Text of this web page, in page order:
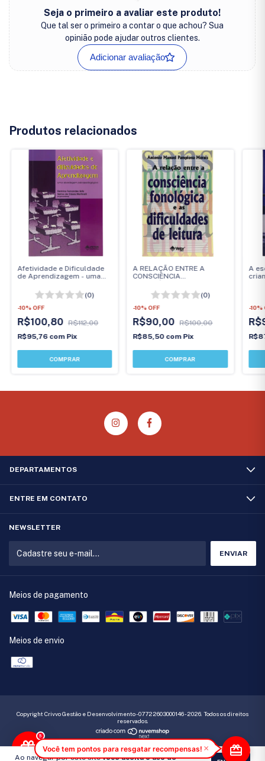
Ao navegar por este sitevocê aceita o uso de
Seja o primeiro a avaliar este produto!
Que tal ser o primeiro a contar o que achou? Sua
opinião pode ajudar outros clientes.
Adicionar avaliação
Produtos relacionados
Afetividade e Dificuldade
de Aprendizagem - uma
psicopedagógica
(0)
-10%OFF
R$100,80 R$112,00
R$95,76 com Pix
A RELAÇÃO ENTRE A
CONSCIÊNCIA
DIFICULDADES DE LEITURA
(0)
-10%OFF
R$90,00
R$100,00
R$85,50 com Pix
A
-10%
DEPARTAMENTOS
ENTRE EM CONTATO
NEWSLETTER
Meios de pagamento
Meios de envio
Copyright Crivvo Gestão e Desenvolvimento - 07722603000146 - 2026. Todos os direitos
reservados.
5
Você tem pontos para resgatar recompensas! ×